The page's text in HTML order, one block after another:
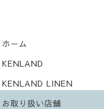
ホーム
KENLAND
KENLAND LINEN
お取り扱い店舗